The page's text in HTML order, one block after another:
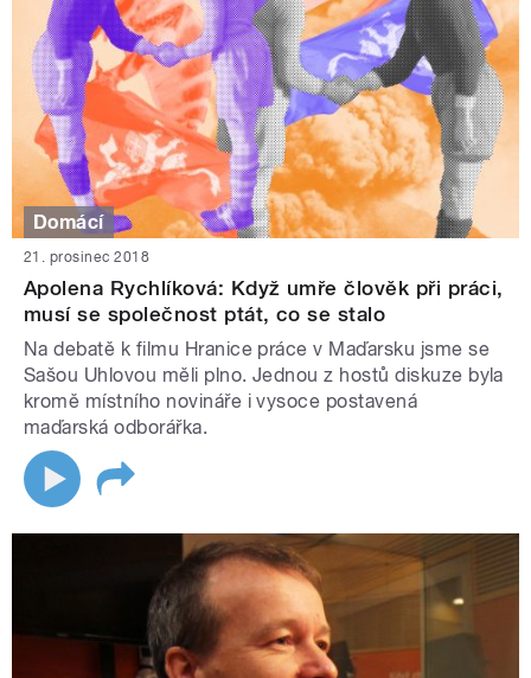
Domácí
21. prosinec 2018
Apolena Rychlíková: Když umře člověk při práci,
musí se společnost ptát, co se stalo
Na debatě k filmu Hranice práce v Maďarsku jsme se
Sašou Uhlovou měli plno. Jednou z hostů diskuze byla
kromě místního novináře i vysoce postavená
maďarská odborářka.